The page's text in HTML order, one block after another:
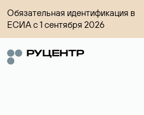
Обязательная идентификация в
ЕСИА с 1 сентября 2026